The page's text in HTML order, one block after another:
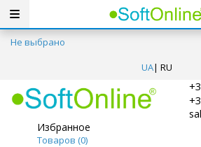
Не выбрано
UA| RU
Избранное
Товаров (0)